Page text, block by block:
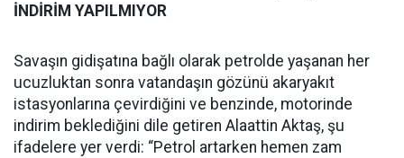
İNDİRİM YAPILMIYOR
Savaşın gidişatına bağlı olarak petrolde yaşanan her
ucuzluktan sonra vatandaşın gözünü akaryakıt
istasyonlarına çevirdiğini ve benzinde, motorinde
indirim beklediğini dile getiren Alaattin Aktaş, şu
ifadelere yer verdi: “Petrol artarken hemen zam